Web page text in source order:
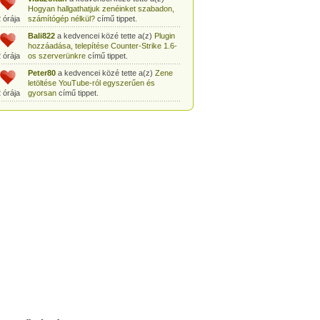
órája
Hogyan hallgathatjuk zenéinket szabadon,
számítógép nélkül?című tippet.
órája
Bali822a kedvencei közé tette a(z) Plugin
hozzáadása, telepítése Counter-Strike 1.6-
os szerverünkrecímű tippet.
órája
Peter80a kedvencei közé tette a(z) Zene
letöltése YouTube-ról egyszerűen és
gyorsancímű tippet.
Heni77a kedvencei közé tette a(z)Counter